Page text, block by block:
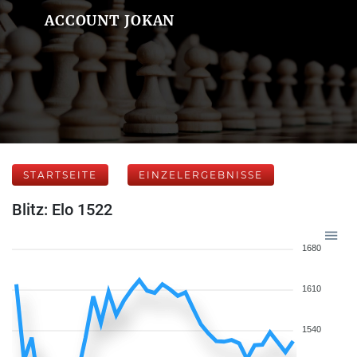
ACCOUNT JOKAN
STARTSEITE EINZELERGEBNISSE
Blitz: Elo 1522
1680
1610
1540